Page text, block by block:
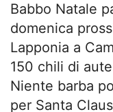
Babbo Natale
domenica
Lapponia a
150 chili di
Niente barba
per Santa